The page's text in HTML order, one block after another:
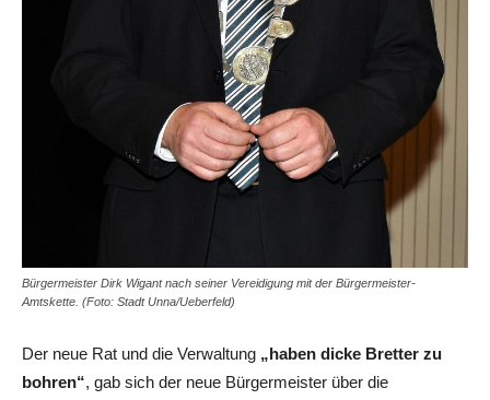
Bürgermeister Dirk Wigant nach seiner Vereidigung mit der Bürgermeister-
Amtskette. (Foto: Stadt Unna/Ueberfeld)
Der neue Rat und die Verwaltung „haben dicke Bretter zu
bohren“, gab sich der neue Bürgermeister über die